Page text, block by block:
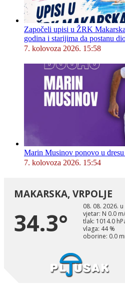
Započeli upisi u ŽRK
godina i starijima da postanu
7. kolovoza 2026. 15:58
Marin Musinov ponovo u
7. kolovoza 2026. 15:54